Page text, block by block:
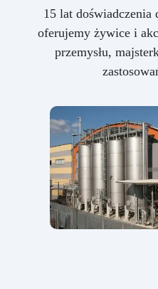
15 lat
oferujemy żywice i
przemysłu,